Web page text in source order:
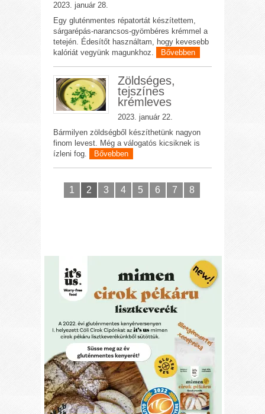
2023. január 28.
Egy gluténmentes répatortát készítettem,
sárgarépás-narancsos-gyömbéres krémmel a
tetején. Édesítőt használtam, hogy kevesebb
kalóriát vegyünk magunkhoz.
Bővebben
Zöldséges,
tejszínes
krémleves
2023. január 22.
Bármilyen zöldségből készíthetünk nagyon
finom levest. Még a válogatós kicsiknek is
ízleni fog.
Bővebben
1 2 3 4 5 6 7 8